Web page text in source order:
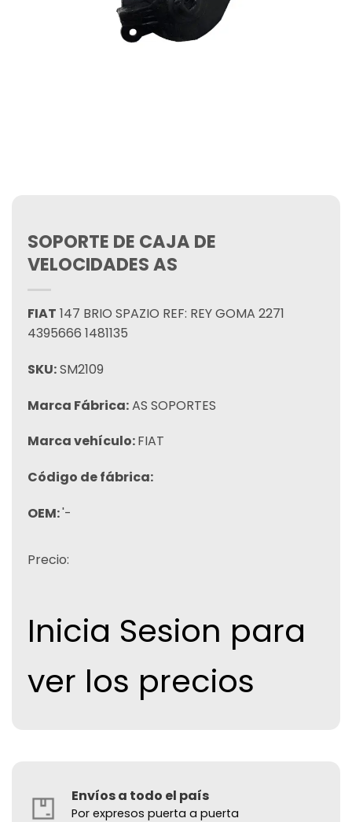
SOPORTE DE CAJA DE
VELOCIDADES AS
FIAT 147 BRIO SPAZIO REF: REY GOMA 2271
4395666 1481135
SKU:SM2109
Marca Fábrica:AS SOPORTES
Marca vehículo:FIAT
Código de fábrica:
OEM:'-
Precio:
Inicia Sesion para
ver los precios
Envíos a todo el país
Por expresos puerta a puerta